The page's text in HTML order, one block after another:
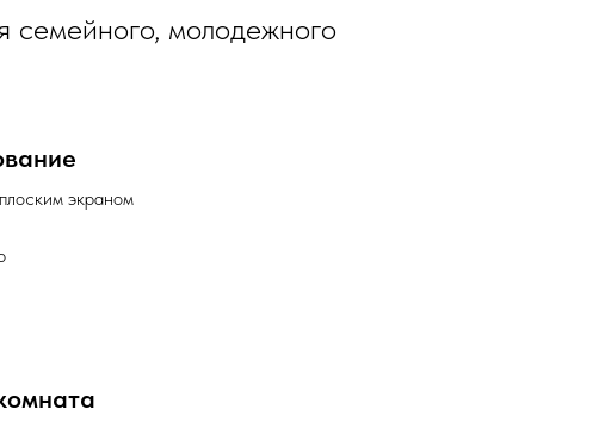
семейного, молодежного
экраном